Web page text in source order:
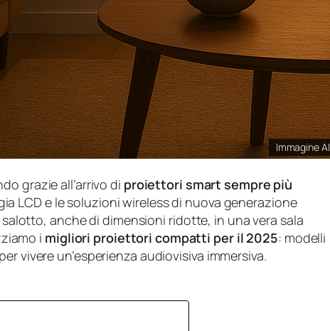
Immagine AI
grazie all’arrivo di proiettori smart sempre più
LCD e le soluzioni wireless di nuova generazione
anche di dimensioni ridotte, in una vera sala
i migliori proiettori compatti per il 2025: modelli
vivere un’esperienza audiovisiva immersiva.